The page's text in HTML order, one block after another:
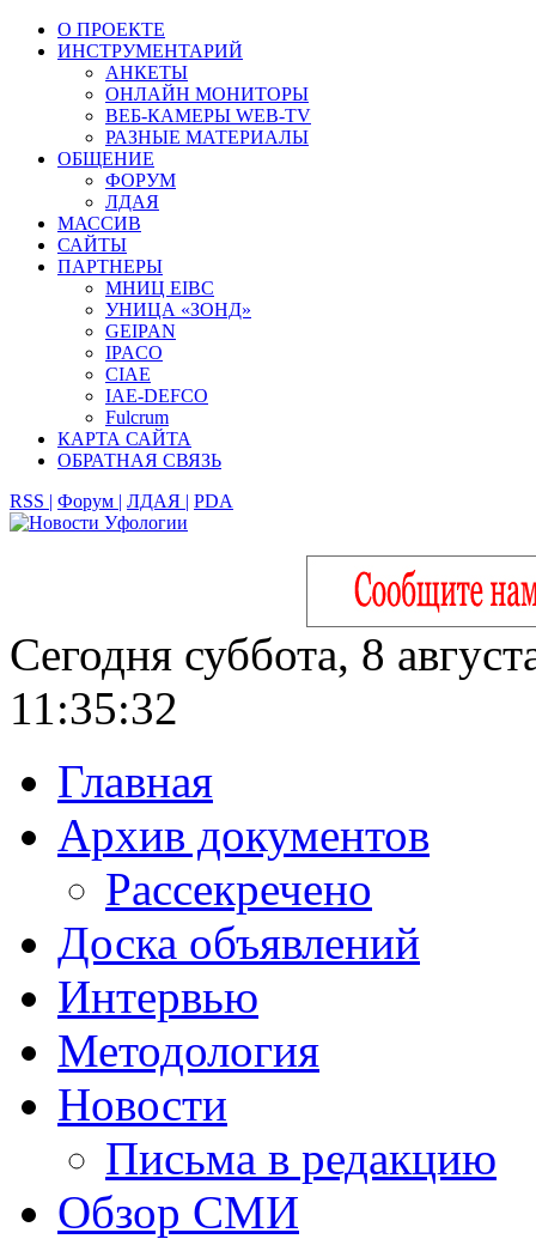
О ПРОЕКТЕ
ИНСТРУМЕНТАРИЙ
АНКЕТЫ
ОНЛАЙН МОНИТОРЫ
ВЕБ-КАМЕРЫ WEB-TV
РАЗНЫЕ МАТЕРИАЛЫ
ОБЩЕНИЕ
ФОРУМ
ЛДАЯ
МАССИВ
САЙТЫ
ПАРТНЕРЫ
МНИЦ EIBC
УНИЦА «ЗОНД»
GEIPAN
IPACO
CIAE
IAE-DEFCO
Fulcrum
КАРТА САЙТА
ОБРАТНАЯ СВЯЗЬ
RSS | Форум | ЛДАЯ | PDA
Сегодня суббота, 8
11:35:33
Главная
Архив документов
Рассекречено
Доска объявлений
Интервью
Методология
Новости
Письма в редакцию
Обзор СМИ